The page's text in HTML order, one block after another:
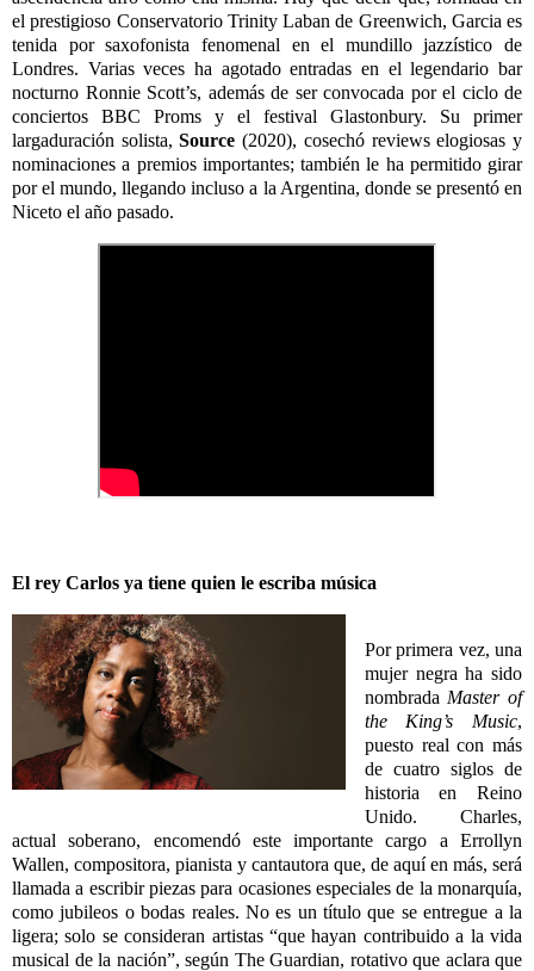
el prestigioso Conservatorio Trinity Laban de Greenwich, Garcia es
tenida por saxofonista fenomenal en el mundillo jazzístico de
Londres. Varias veces ha agotado entradas en el legendario bar
nocturno Ronnie Scott’s, además de ser convocada por el ciclo de
conciertos BBC Proms y el festival Glastonbury. Su primer
largaduración solista,Source (2020), cosechó reviews elogiosas y
nominaciones a premios importantes; también le ha permitido girar
por el mundo, llegando incluso a la Argentina, donde se presentó en
Niceto el año pasado.
El rey Carlos ya tiene quien le escriba música
Por primera vez, una
mujer negra ha sido
nombrada Master of
the King’s Music,
puesto real con más
de cuatro siglos de
historia en Reino
Unido. Charles,
actual soberano, encomendó este importante cargo a Errollyn
Wallen, compositora, pianista y cantautora que, de aquí en más, será
llamada a escribir piezas para ocasiones especiales de la monarquía,
como jubileos o bodas reales. No es un título que se entregue a la
ligera; solo se consideran artistas “que hayan contribuido a la vida
musical de la nación”, según The Guardian, rotativo que aclara que